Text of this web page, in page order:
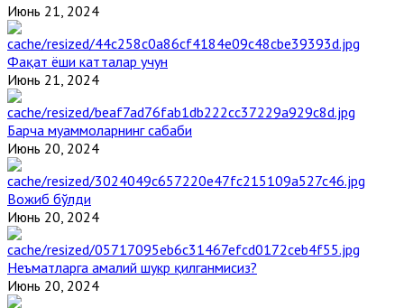
Июнь 21, 2024
Фақат ёши катталар учун
Июнь 21, 2024
Барча муаммоларнинг сабаби
Июнь 20, 2024
Вожиб бўлди
Июнь 20, 2024
Неъматларга амалий шукр қилганмисиз?
Июнь 20, 2024